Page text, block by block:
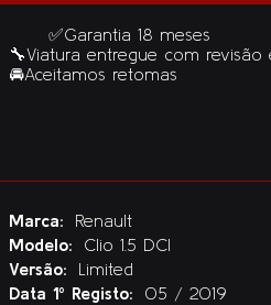
🔧Viatura entregue com revisão
🚘Aceitamos retomas
Marca:
Renault
Modelo:
Clio 1.5 DCI
Versão:
Limited
Data 1º Registo:
05 / 2019